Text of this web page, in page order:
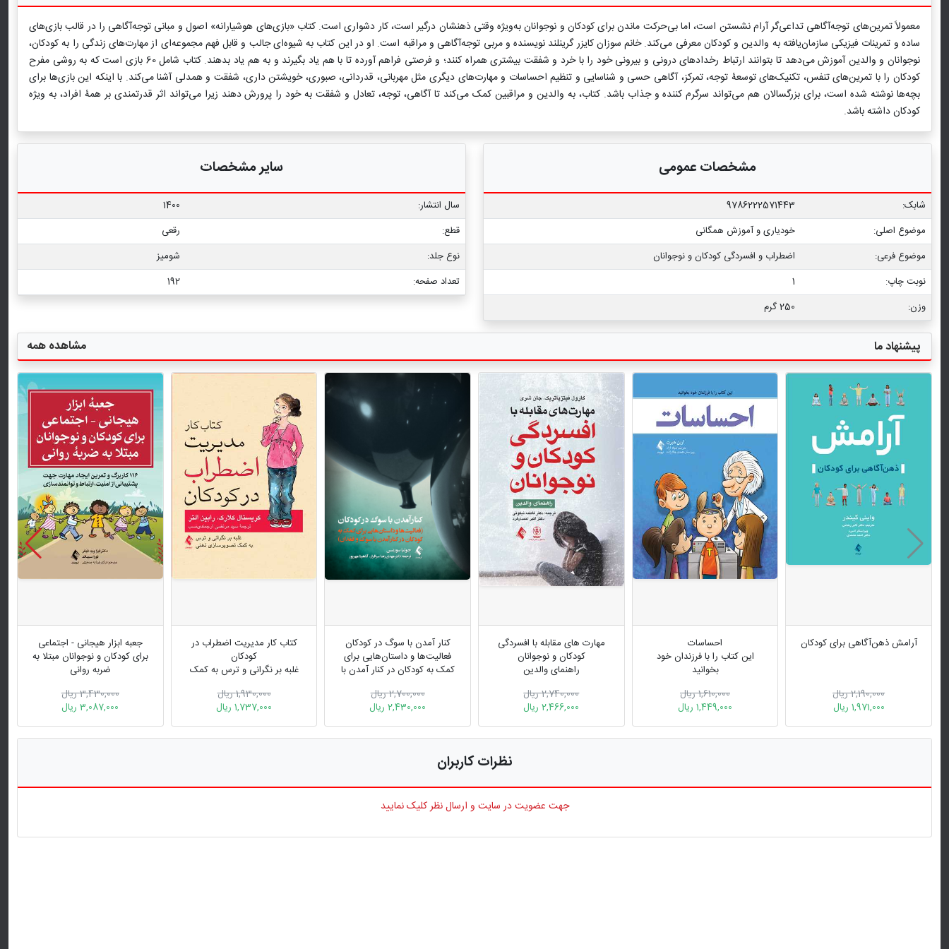
معمولاً تمرین‌های توجه‌آگاهی تداعی‌گر آرام نشستن است، اما بی‌حرکت ماندن برای کودکان و نوجوانان به‌ویژه وقتی ذهنشان درگیر است، کار دشواری است. کتاب «بازی‌های هوشیارانه» اصول و مبانی توجه‌آگاهی را در قالب بازی‌های
ساده و تمرینات فیزیکی سازمان‌یافته به والدین و كودكان معرفی می‌كند. خانم سوزان کایزر گرینلند نویسنده و مربی توجه‌آگاهی و مراقبه است. او در این كتاب به شیوه‌ای جالب و قابل فهم مجموعه‌ای از مهارت‌های زندگی را به کودکان،
نوجوانان و والدین آموزش می‌دهد تا بتوانند ارتباط رخدادهای درونی و بیرونی خود را با خرد و شفقت بیشتری همراه کنند؛ و فرصتی فراهم آورده تا با هم یاد بگیرند و به هم یاد بدهند. کتاب شامل 60 بازی است که به روشی مفرح
كودكان را با تمرین‌های تنفس، تکنیک‌های توسعۀ توجه، تمرکز، آگاهی حسی و شناسایی و تنظیم احساسات و مهارت‌های دیگری مثل مهربانی، قدردانی، صبوری، خویشتن داری، شفقت و همدلی آشنا می‌کند. با اینکه این بازی‌ها برای
بچه‌ها نوشته شده است، برای بزرگسالان هم می‌تواند سرگرم کننده و جذاب باشد. کتاب، به والدین و مراقبین کمک می‌کند تا آگاهی، توجه، تعادل و شفقت به خود را پرورش دهند زیرا می‌تواند اثر قدرتمندی بر همۀ افراد، به ویژه
کودکان داشته باشد.
مشخصات عمومی
شابک:
9786222571443
موضوع اصلی:
خودیاری و آموزش همگانی
موضوع فرعی:
اضطراب و افسردگی کودکان و نوجوانان
نوبت چاپ:
1
وزن:
250 گرم
سایر مشخصات
سال انتشار:
1400
قطع:
رقعی
نوع جلد:
شومیز
تعداد صفحه:
192
پیشنهاد ما مشاهده همه
آرامش ذهن‌آگاهی برای کودکان
2,190,000 ریال
1,971,000 ریال
احساسات
این کتاب را با فرزندان خود
بخوانید
1,610,000 ریال
1,449,000 ریال
مهارت های مقابله با افسردگی
کودکان و نوجوانان
راهنمای والدین
2,740,000 ریال
2,466,000 ریال
کنار آمدن با سوگ در کودکان
فعالیت‌ها و داستان‌هایی برای
کمک به کودکان در کنار آمدن با
2,700,000 ریال
2,430,000 ریال
کتاب کار مدیریت اضطراب در
کودکان
غلبه بر نگرانی و ترس به کمک
1,930,000 ریال
1,737,000 ریال
جعبه ابزار هیجانی - اجتماعی
برای کودکان و نوجوانان مبتلا به
ضربه روانی
جهت پشتیبانی از امنیت، ارتباط
و توانمند
3,430,000 ریال
3,087,000 ریال
نظرات کاربران
جهت عضویت در سایت و ارسال نظر کلیک نمایید